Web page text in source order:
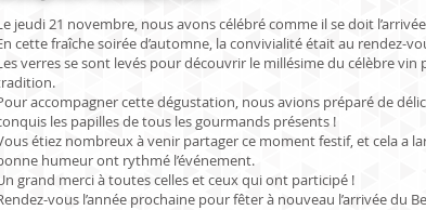
jeudi 21 novembre, nous avons célébré comme il se doit
cette fraîche soirée d’automne, la convivialité était au rendez-
verres se sont levés pour découvrir le millésime du célèbre
accompagner cette dégustation, nous avions préparé de
les papilles de tous les gourmands présents !
étiez nombreux à venir partager ce moment festif, et cela a
humeur ont rythmé l’événement.
grand merci à toutes celles et ceux qui ont participé !
vous l’année prochaine pour fêter à nouveau l’arrivée du